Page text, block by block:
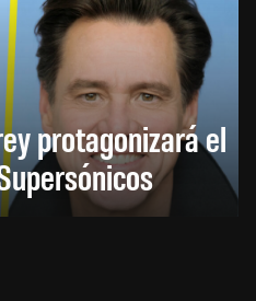
protagonizará el